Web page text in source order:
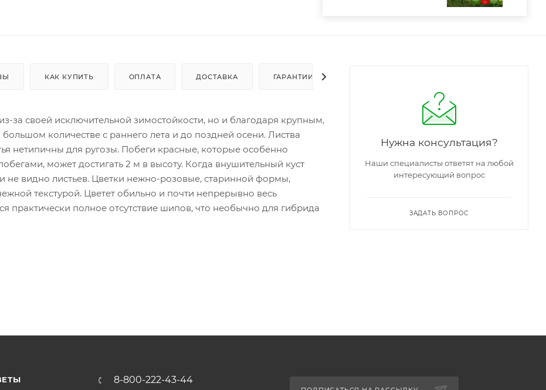
КАК КУПИТЬ ОПЛАТА ДОСТАВКА ГАРАНТИИ
за своей исключительной зимостойкости, но и благодаря крупным,
количестве с раннего лета и до поздней осени. Листва
нетипичны для ругозы. Побеги красные, которые особенно
может достигать 2 м в высоту. Когда внушительный куст
не видно листьев. Цветки нежно-розовые, старинной формы,
текстурой. Цветет обильно и почти непрерывно весь
практически полное отсутствие шипов, что необычно для гибрида
Нужна консультация?
Наши специалисты ответят на любой
интересующий вопрос
ЗАДАТЬ ВОПРОС
8-800-222-43-44